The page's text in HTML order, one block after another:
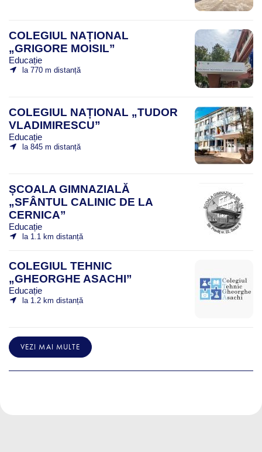
COLEGIUL NAȚIONAL
„GRIGORE MOISIL”
Educație
la 770 m distanță
COLEGIUL NAȚIONAL „TUDOR
VLADIMIRESCU”
Educație
la 845 m distanță
ȘCOALA GIMNAZIALĂ
„SFÂNTUL CALINIC DE LA
CERNICA”
Educație
la 1.1 km distanță
COLEGIUL TEHNIC
„GHEORGHE ASACHI”
Educație
la 1.2 km distanță
VEZI MAI MULTE